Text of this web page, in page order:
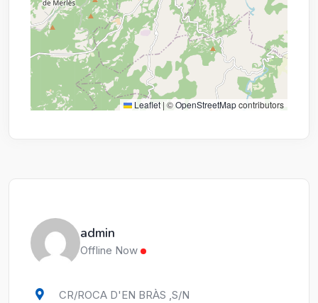
Leaflet | ©OpenStreetMapcontributors
admin
Offline Now
CR/ROCA D'EN BRÀS ,S/N